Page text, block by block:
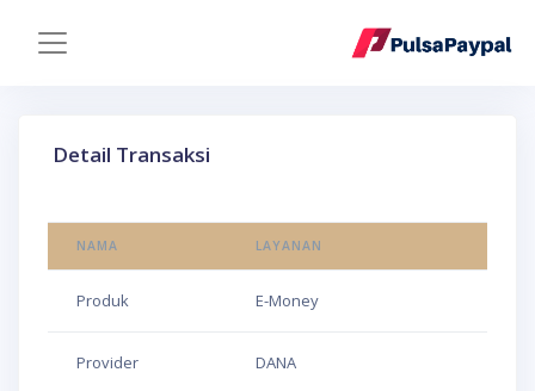
Detail Transaksi
NAMA LAYANAN
Produk E-Money
Provider DANA